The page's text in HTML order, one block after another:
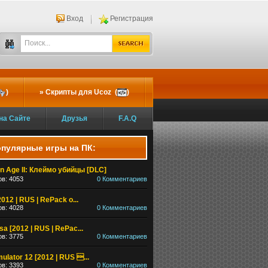
Вход
Регистрация
) Скрипты для Ucoz ( )
Сайте Друзья F.A.Q
игры на ПК:
Age II: Клеймо убийцы [DLC]
0 Комментариев
4053
| RUS | RePack о...
0 Комментариев
4028
[2012 | RUS | RePac...
0 Комментариев
3775
12 [2012 | RUS ...
0 Комментариев
3393